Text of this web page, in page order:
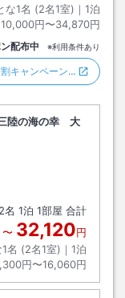
な1名 (2名1室)｜ 1泊
10,000円〜34,870円
配布中 ※利用条件あり
キャンペーン…
陸の海の幸 大
2名 1泊 1部屋 合計
〜 32,120円
名 (2名1室)｜ 1泊
円〜16,060円